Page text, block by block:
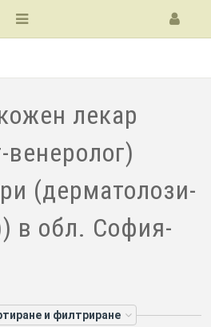
лекар
(дерматолози-
в обл. София-
и филтриране